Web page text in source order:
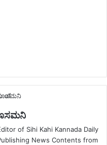
of Sihi Kahi Kannada Daily
News Contents from